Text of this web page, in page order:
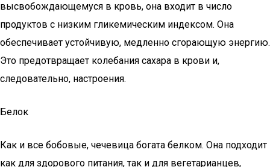
высвобождающемуся в кровь, она входит в число
продуктов с низким гликемическим индексом. Она
обеспечивает устойчивую, медленно сгорающую энергию.
Это предотвращает колебания сахара в крови и,
следовательно, настроения.
Белок
Как и все бобовые, чечевица богата белком. Она подходит
как для здорового питания, так и для вегетарианцев,